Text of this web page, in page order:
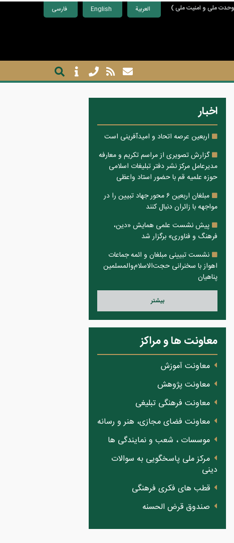
فارسی English العربية وحدت ملی و امنیت ملی )
اخبار
اربعین عرصه اتحاد و امیدآفرینی است
گزارش تصویری از مراسم تکریم و معارفه
مدیرعامل مرکز نشر دفتر تبلیغات اسلامی
حوزه علمیه قم با حضور استاد واعظی
مبلغان اربعین ۶ محور جهاد تبیین را در
مواجهه با زائران دنبال کنند
پیش نشست علمی همایش «دین،
فرهنگ و فناوری» برگزار شد
نشست تبیینی مبلغان و ائمه جماعات
اهواز با سخنرانی حجت‌الاسلام‌والمسلمین
پناهیان
بيشتر
معاونت ها و مراکز
معاونت آموزش
معاونت پژوهش
معاونت فرهنگی تبلیغی
معاونت فضای مجازی، هنر و رسانه
موسسات ، شعب و نمایندگی ها
مرکز ملی پاسخگویی به سوالات
دینی
قطب های فکری فرهنگی
صندوق قرض الحسنه